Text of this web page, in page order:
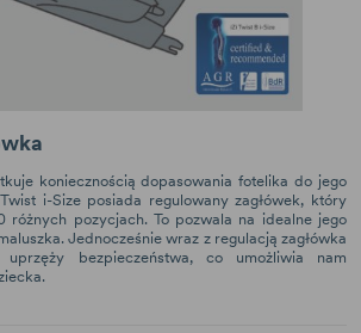
koniecznością dopasowania fotelika do jego
i-Size posiada regulowany zagłówek, który
różnych pozycjach. To pozwala na idealne jego
Jednocześnie wraz z regulacją zagłówka
uprzęży bezpieczeństwa, co umożliwia nam